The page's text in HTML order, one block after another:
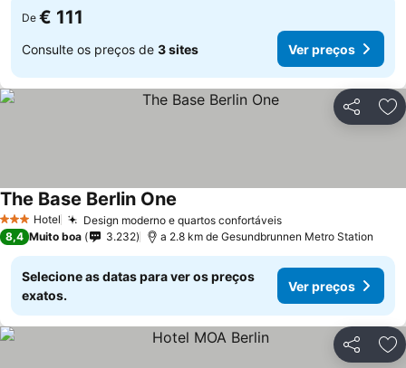
De € 111
Consulte os preços de 3 sites Ver preços
Partilhar
3 EstrelasHotel Design moderno e quartos confortáveis
The Base Berlin One
8,4 Muito boa 3.232 a 2.8 km de Gesundbrunnen Metro Station
Selecione as datas para ver os preços
exatos.
Ver preços
Partilhar